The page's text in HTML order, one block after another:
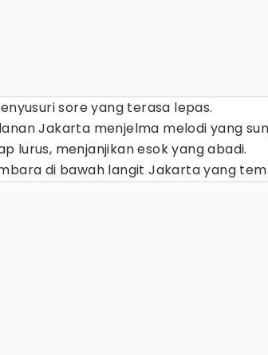
sore yang terasa lepas.
Jakarta menjelma melodi yang
lurus, menjanjikan esok yang abadi.
di bawah langit Jakarta yang